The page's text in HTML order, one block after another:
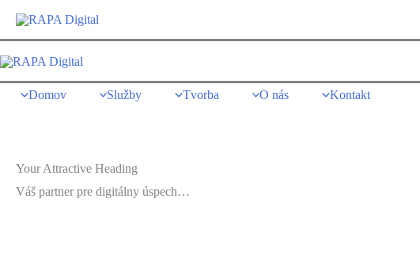
Preskočiť
obsah
Domov Služby Tvorba O nás Kontakt
Your Attractive Heading
Váš partner pre digitálny úspech…